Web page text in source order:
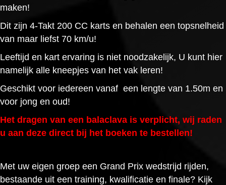
maken!
Dit zijn 4-Takt 200 CC karts en behalen een topsnelheid
van maar liefst 70 km/u!
Leeftijd en kart ervaring is niet noodzakelijk, U kunt hier
namelijk alle kneepjes van het vak leren!
Geschikt voor iedereen vanaf een lengte van 1.50m en
voor jong en oud!
Het dragen van een balaclava is verplicht, wij raden
u aan deze direct bij het boeken te bestellen!
Met uw eigen groep een Grand Prix wedstrijd rijden,
bestaande uit een training, kwalificatie en finale? Kijk